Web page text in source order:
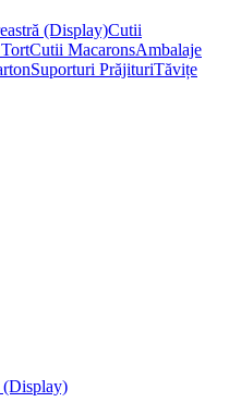
(Display)Cutii
Cutii MacaronsAmbalaje
Suporturi PrăjituriTăvițe
(Display)